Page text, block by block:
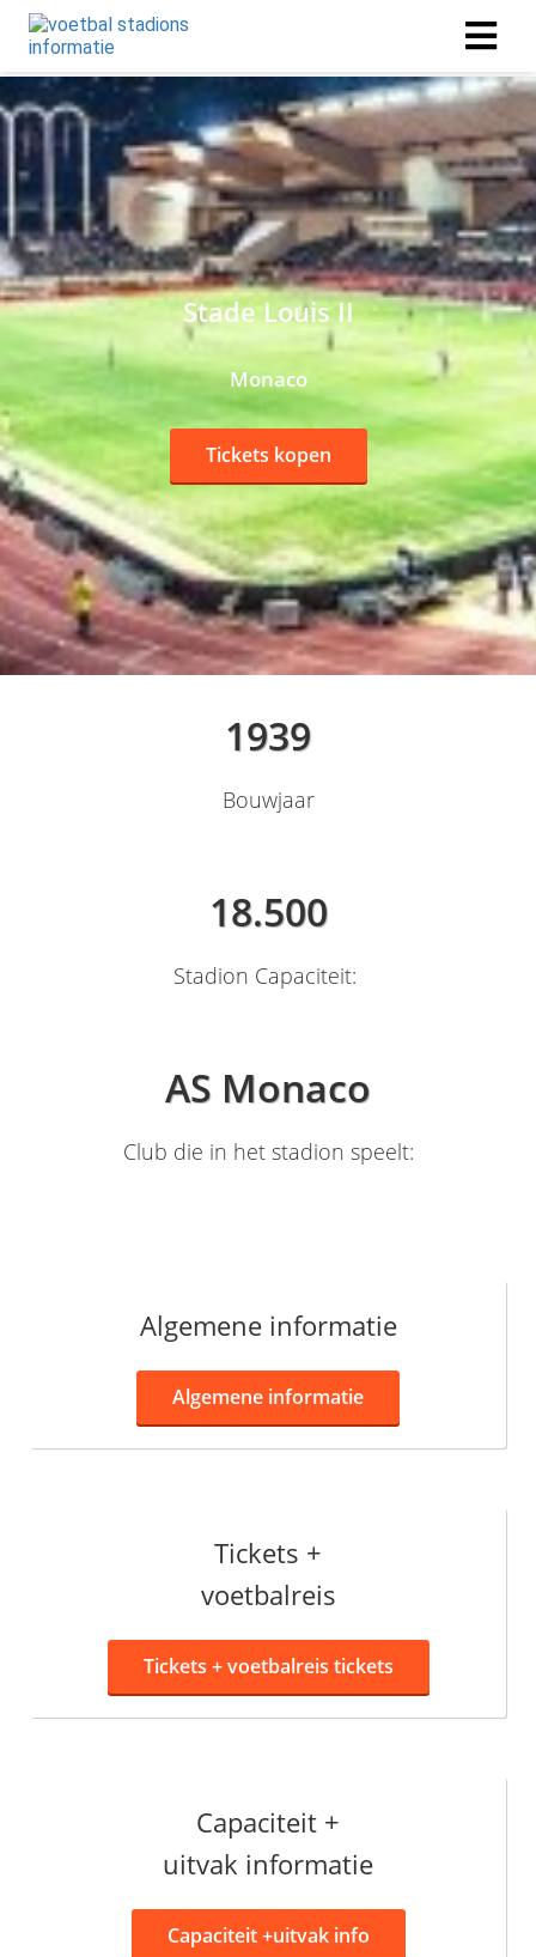
Stade Louis II
Monaco
Tickets kopen
1939
Bouwjaar
18.500
Stadion Capaciteit:
AS Monaco
Club die in het stadion speelt:
Algemene informatie
Algemene informatie
Tickets +
voetbalreis
Tickets +voetbalreis tickets
Capaciteit +
uitvak informatie
Capaciteit +uitvak info